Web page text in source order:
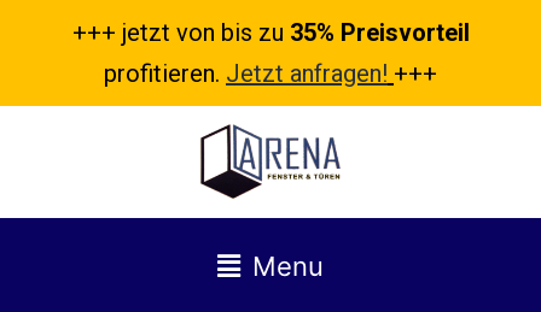
+++ jetzt von bis zu 35% Preisvorteil
profitieren. Jetzt anfragen! +++
Menu